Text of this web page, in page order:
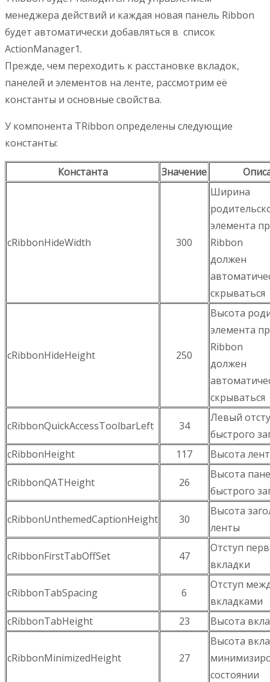
менеджера действий и каждая новая панель Ribbon
будет автоматически добавляться в список
ActionManager1.
Прежде, чем переходить к расстановке вкладок,
панелей и элементов на ленте, рассмотрим её
константы и основные свойства.
У компонента TRibbon определены следующие
константы:
Константа Значение
cRibbonHideWidth 300
Ширина
элемента
Ribbon
должен
скрываться
cRibbonHideHeight 250
Высота
элемента
Ribbon
должен
скрываться
cRibbonQuickAccessToolbarLeft 34
Левый
быстрого
cRibbonHeight
117 Высота
cRibbonQATHeight 26
Высота
быстрого
cRibbonUnthemedCaptionHeight 30
Высота
ленты
cRibbonFirstTabOffSet 47
Отступ
вкладки
cRibbonTabSpacing 6
Отступ
вкладками
cRibbonTabHeight
23 Высота
cRibbonMinimizedHeight 27
Высота
состоянии